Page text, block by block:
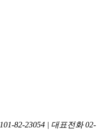
101-82-23054 | 대표전화02-